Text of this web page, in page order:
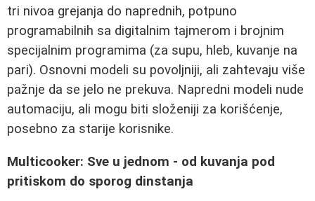
tri nivoa grejanja do naprednih, potpuno
programabilnih sa digitalnim tajmerom i brojnim
specijalnim programima (za supu, hleb, kuvanje na
pari). Osnovni modeli su povoljniji, ali zahtevaju više
pažnje da se jelo ne prekuva. Napredni modeli nude
automaciju, ali mogu biti složeniji za korišćenje,
posebno za starije korisnike.
Multicooker: Sve u jednom - od kuvanja pod
pritiskom do sporog dinstanja